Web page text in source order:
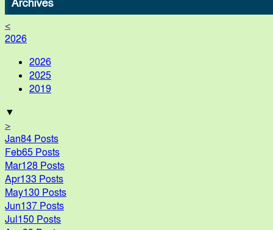
Archives
<
2026
2026
2025
2019
▼
>
Jan84 Posts
Feb65 Posts
Mar128 Posts
Apr133 Posts
May130 Posts
Jun137 Posts
Jul150 Posts